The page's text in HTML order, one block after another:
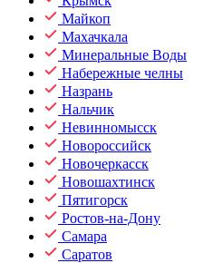
Майкоп
Махачкала
Минеральные Воды
Набережные челны
Назрань
Нальчик
Невинномысск
Новороссийск
Новочеркасск
Новошахтинск
Пятигорск
Ростов-на-Дону
Самара
Саратов